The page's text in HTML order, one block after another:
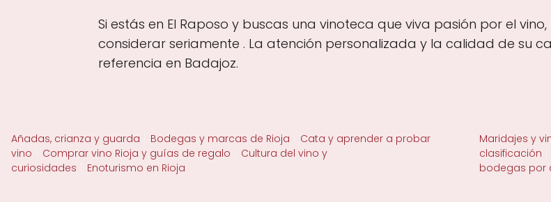
Si estás en El Raposo y buscas una vinoteca que viva pasión por el
considerar seriamente . La atención personalizada y la calidad de su
referencia en Badajoz.
Añadas, crianza y guarda Bodegas y marcas de Rioja
Cata y aprender a probar
vino
Comprar vino Rioja y guías de regalo
Cultura del vino y
curiosidades
Enoturismo en Rioja
Maridajes y
clasificación
bodegas por